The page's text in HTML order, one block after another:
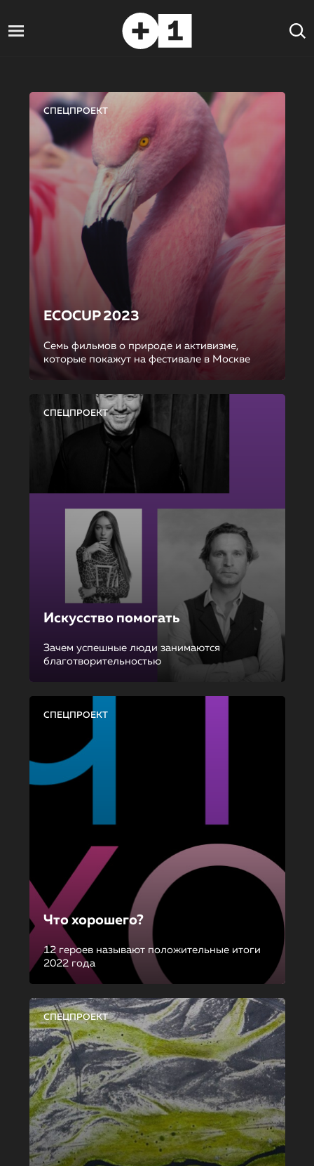
СПЕЦПРОЕКТ
ECOCUP 2023
Семь фильмов о природе и активизме,
которые покажут на фестивале в Москве
СПЕЦПРОЕКТ
Искусство помогать
Зачем успешные люди занимаются
благотворительностью
СПЕЦПРОЕКТ
Что хорошего?
12 героев называют положительные итоги
2022 года
СПЕЦПРОЕКТ